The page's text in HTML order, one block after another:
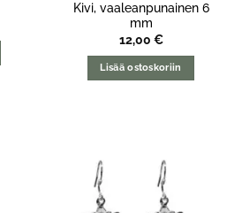
Kivi, vaaleanpunainen 6
mm
12,00 €
Lisää ostoskoriin